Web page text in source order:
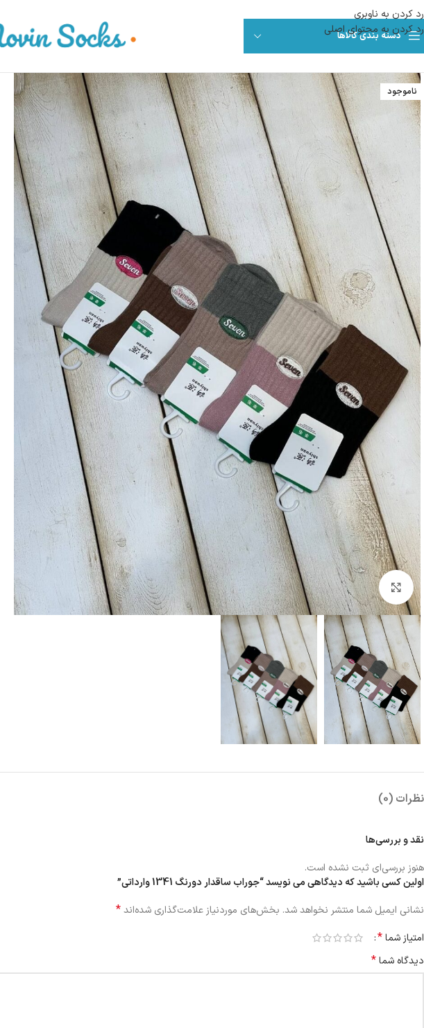
رد کردن به ناوبری
رد کردن به محتوای اصلی
دسته بندی کالاها
ناموجود
بزرگنمایی تصویر
نظرات (0)
نقد و بررسی‌ها
هنوز بررسی‌ای ثبت نشده است.
اولین کسی باشید که دیدگاهی می نویسد “جوراب ساقدار دورنگ 1341 وارداتی”
نشانی ایمیل شما منتشر نخواهد شد. بخش‌های موردنیاز علامت‌گذاری شده‌اند*
امتیاز شما*
دیدگاه شما*